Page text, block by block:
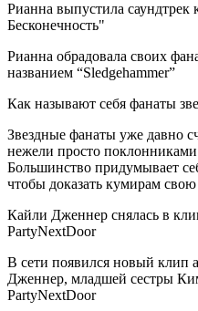
Рианна выпустила саундтрек
Бесконечность"
Рианна обрадовала своих
названием “Sledgehammer”
Как называют себя фанаты
Звездные фанаты уже давно
нежели просто
Большинство придумывает
чтобы доказать кумирам
Кайли Дженнер снялась в
PartyNextDoor
В сети появился новый клип
Дженнер, младшей сестры
PartyNextDoor